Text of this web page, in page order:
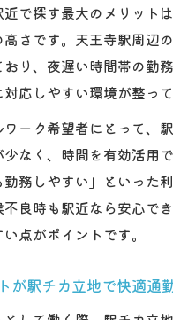
で探す最大のメリット
さです。天王寺駅周辺
り、夜遅い時間帯の勤
応しやすい環境が整って
ーク希望者にとって、
少なく、時間を有効活用
務しやすい」といった
良時も駅近なら安心で
点がポイントです。
が駅チカ立地で快適通